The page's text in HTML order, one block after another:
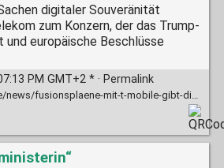
digitaler Souveränität
zum Konzern, der das Trump-
und europäische Beschlüsse
PM GMT+2 * · Permalink
mit-t-mobile-gibt-die-telekom-den-standort-deutschland-auf-2604-208012.html